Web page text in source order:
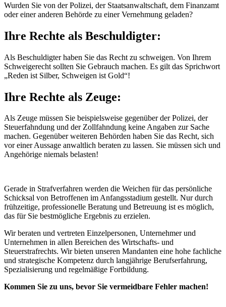
Wurden Sie von der Polizei, der Staatsanwaltschaft, dem Finanzamt
oder einer anderen Behörde zu einer Vernehmung geladen?
Ihre Rechte als Beschuldigter:
Als Beschuldigter haben Sie das Recht zu schweigen. Von Ihrem
Schweigerecht sollten Sie Gebrauch machen. Es gilt das Sprichwort
„Reden ist Silber, Schweigen ist Gold“!
Ihre Rechte als Zeuge:
Als Zeuge müssen Sie beispielsweise gegenüber der Polizei, der
Steuerfahndung und der Zollfahndung keine Angaben zur Sache
machen. Gegenüber weiteren Behörden haben Sie das Recht, sich
vor einer Aussage anwaltlich beraten zu lassen. Sie müssen sich und
Angehörige niemals belasten!
Gerade in Strafverfahren werden die Weichen für das persönliche
Schicksal von Betroffenen im Anfangsstadium gestellt. Nur durch
frühzeitige, professionelle Beratung und Betreuung ist es möglich,
das für Sie bestmögliche Ergebnis zu erzielen.
Wir beraten und vertreten Einzelpersonen, Unternehmer und
Unternehmen in allen Bereichen des Wirtschafts- und
Steuerstrafrechts. Wir bieten unseren Mandanten eine hohe fachliche
und strategische Kompetenz durch langjährige Berufserfahrung,
Spezialisierung und regelmäßige Fortbildung.
Kommen Sie zu uns, bevor Sie vermeidbare Fehler machen!